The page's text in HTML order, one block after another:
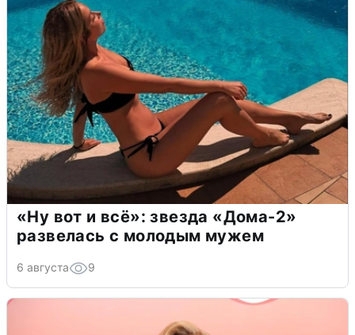
«Ну вот и всё»: звезда «Дома-2»
развелась с молодым мужем
6 августа 9